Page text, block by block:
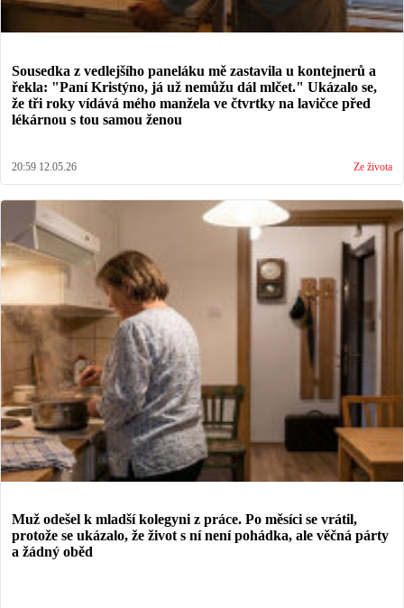
Sousedka z vedlejšího paneláku mě zastavila u kontejnerů a
řekla: "Paní Kristýno, já už nemůžu dál mlčet." Ukázalo se,
že tři roky vídává mého manžela ve čtvrtky na lavičce před
lékárnou s tou samou ženou
20:59 12.05.26 Ze života
Muž odešel k mladší kolegyni z práce. Po měsíci se vrátil,
protože se ukázalo, že život s ní není pohádka, ale věčná párty
a žádný oběd